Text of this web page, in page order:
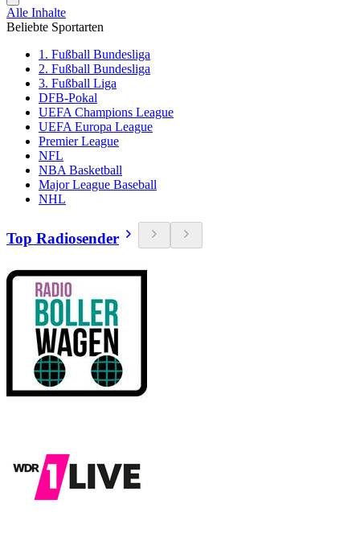
Alle Inhalte
Beliebte Sportarten
1. Fußball Bundesliga
2. Fußball Bundesliga
3. Fußball Liga
DFB-Pokal
UEFA Champions League
UEFA Europa League
Premier League
NFL
NBA Basketball
Major League Baseball
NHL
Top Radiosender